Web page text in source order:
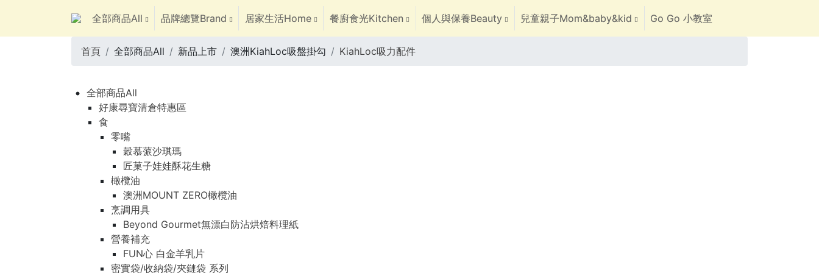
全部商品All 品牌總覽Brand 居家生活Home 餐廚食光Kitchen 個人與保養Beauty 兒童親子Mom&baby&kid Go Go 小教室
首頁 全部商品All 新品上市 澳洲KiahLoc吸盤掛勾 KiahLoc吸力配件
全部商品All
好康尋寶清倉特惠區
食
零嘴
穀慕蒎沙琪瑪
匠菓子娃娃酥花生糖
橄欖油
澳洲MOUNT ZERO橄欖油
烹調用具
Beyond Gourmet無漂白防沾烘焙料理紙
營養補充
FUN心 白金羊乳片
密實袋/收納袋/夾鏈袋 系列